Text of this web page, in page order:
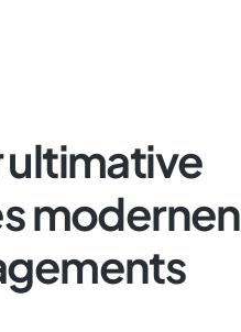
ultimative
modernen